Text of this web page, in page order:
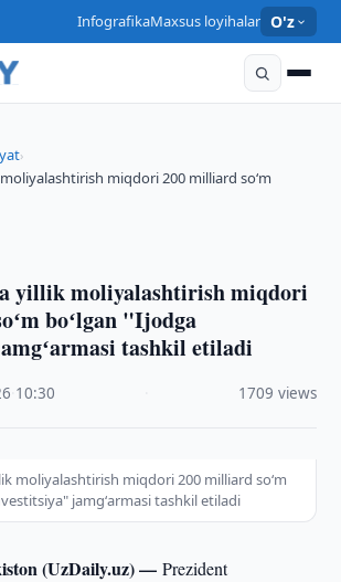
InfografikaMaxsus loyihalar O'z
›
miqdori 200 milliard soʻm
yillik moliyalashtirish miqdori
boʻlgan "Ijodga
tashkil etiladi
10:30 1709 views
moliyalashtirish miqdori 200 milliard soʻm
jamgʻarmasi tashkil etiladi
(UzDaily.uz) —Prezident